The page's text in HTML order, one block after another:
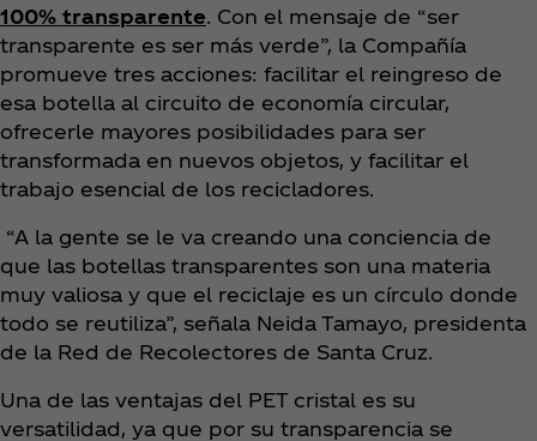
100% transparente . Con el mensaje de “ser
transparente es ser más verde”, la Compañía
promueve tres acciones: facilitar el reingreso de
esa botella al circuito de economía circular,
ofrecerle mayores posibilidades para ser
transformada en nuevos objetos, y facilitar el
trabajo esencial de los recicladores.
“A la gente se le va creando una conciencia de
que las botellas transparentes son una materia
muy valiosa y que el reciclaje es un círculo donde
todo se reutiliza”, señala Neida Tamayo, presidenta
de la Red de Recolectores de Santa Cruz.
Una de las ventajas del PET cristal es su
versatilidad, ya que por su transparencia se